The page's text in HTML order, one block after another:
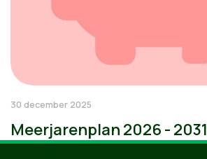
30 december 2025
Meerjarenplan 2026 - 2031